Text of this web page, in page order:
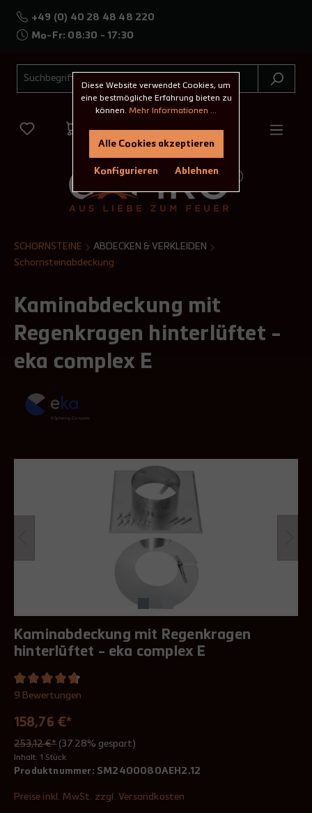
+49 (0) 40 28 48 48 220
Mo-Fr: 08:30 - 17:30
SCHORNSTEINE
ABDECKEN & VERKLEIDEN
Schornsteinabdeckung
Kaminabdeckung mit
Regenkragen hinterlüftet -
eka complex E
Kaminabdeckung mit Regenkragen
hinterlüftet - eka complex E
9 Bewertungen
158,76 €*
253,12 €* (37.28% gespart)
Inhalt: 1 Stück
Produktnummer: SM2400080AEH2.12
Preise inkl. MwSt. zzgl. Versandkosten
Diese Website verwendet Cookies, um
eine bestmögliche Erfahrung bieten zu
können. Mehr Informationen ...
Ablehnen
Konfigurieren
Alle Cookies akzeptieren